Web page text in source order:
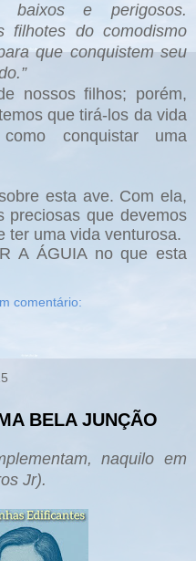
baixos e perigosos.
filhotes do comodismo
que conquistem seu
nossos filhos; porém,
que tirá-los da vida
conquistar uma
esta ave. Com ela,
preciosas que devemos
ter uma vida venturosa.
A ÁGUIA no que esta
comentário:
BELA JUNÇÃO
naquilo em
Jr).